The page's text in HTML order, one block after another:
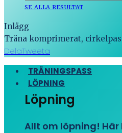
SE ALLA RESULTAT
Inlägg
Träna komprimerat,
DelaTweeta
TRÄNINGSPASS
LÖPNING
Löpning
Allt om löpning!